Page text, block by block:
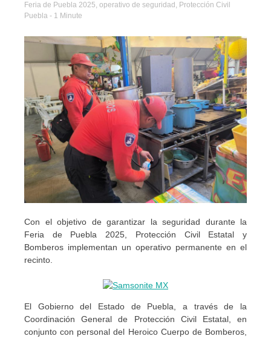
Feria de Puebla 2025, operativo de seguridad , Protección Civil
Puebla - 1 Minute
Con el objetivo de garantizar la seguridad durante la
Feria de Puebla 2025, Protección Civil Estatal y
Bomberos implementan un operativo permanente en el
recinto.
El Gobierno del Estado de Puebla, a través de la
Coordinación General de Protección Civil Estatal, en
conjunto con personal del Heroico Cuerpo de Bomberos,